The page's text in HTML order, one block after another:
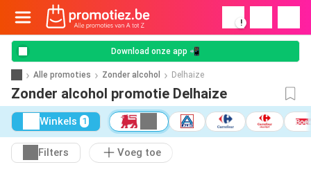
!
Download onze app 📲
Alle promoties Zonder alcohol Delhaize
Zonder alcohol promotie Delhaize
Winkels 1
Filters Voeg toe